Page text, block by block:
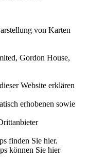
von Karten
Gordon House,
Website erklären
erhobenen sowie
finden Sie hier.
können Sie hier